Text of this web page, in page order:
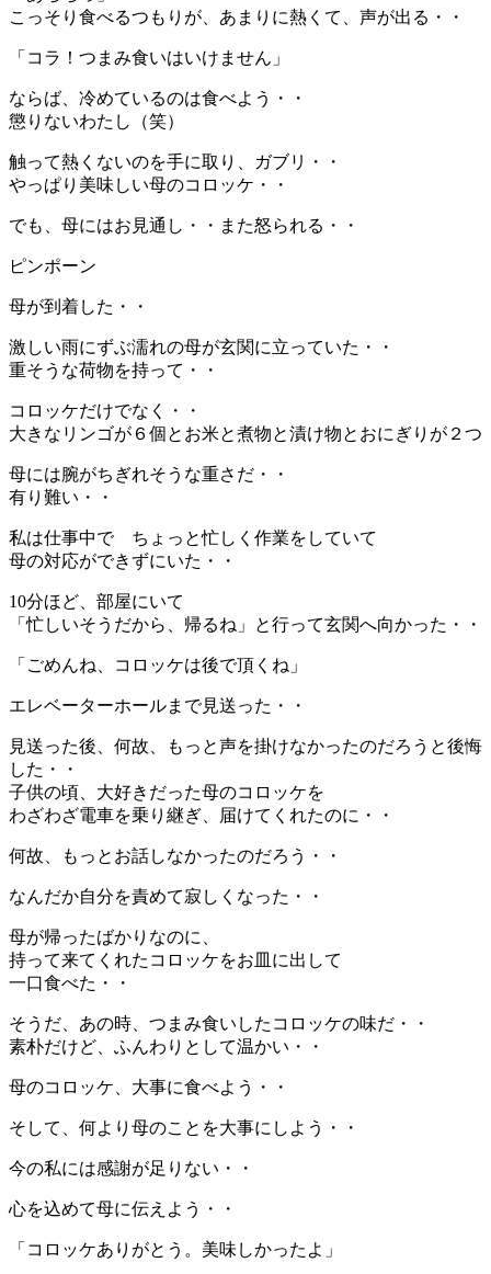
こっそり食べるつもりが、あまりに熱くて、声が出る・・
「コラ！つまみ食いはいけません」
ならば、冷めているのは食べよう・・
懲りないわたし（笑）
触って熱くないのを手に取り、ガブリ・・
やっぱり美味しい母のコロッケ・・
でも、母にはお見通し・・また怒られる・・
ピンポーン
母が到着した・・
激しい雨にずぶ濡れの母が玄関に立っていた・・
重そうな荷物を持って・・
コロッケだけでなく・・
大きなリンゴが６個とお米と煮物と漬け物とおにぎりが２つ
母には腕がちぎれそうな重さだ・・
有り難い・・
私は仕事中で ちょっと忙しく作業をしていて
母の対応ができずにいた・・
10分ほど、部屋にいて
「忙しいそうだから、帰るね」と行って玄関へ向かった・・
「ごめんね、コロッケは後で頂くね」
エレベーターホールまで見送った・・
見送った後、何故、もっと声を掛けなかったのだろうと後悔
した・・
子供の頃、大好きだった母のコロッケを
わざわざ電車を乗り継ぎ、届けてくれたのに・・
何故、もっとお話しなかったのだろう・・
なんだか自分を責めて寂しくなった・・
母が帰ったばかりなのに、
持って来てくれたコロッケをお皿に出して
一口食べた・・
そうだ、あの時、つまみ食いしたコロッケの味だ・・
素朴だけど、ふんわりとして温かい・・
母のコロッケ、大事に食べよう・・
そして、何より母のことを大事にしよう・・
今の私には感謝が足りない・・
心を込めて母に伝えよう・・
「コロッケありがとう。美味しかったよ」